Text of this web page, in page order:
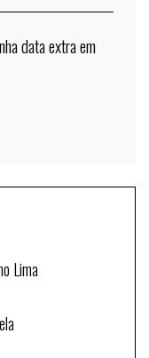
data extra em
Lima